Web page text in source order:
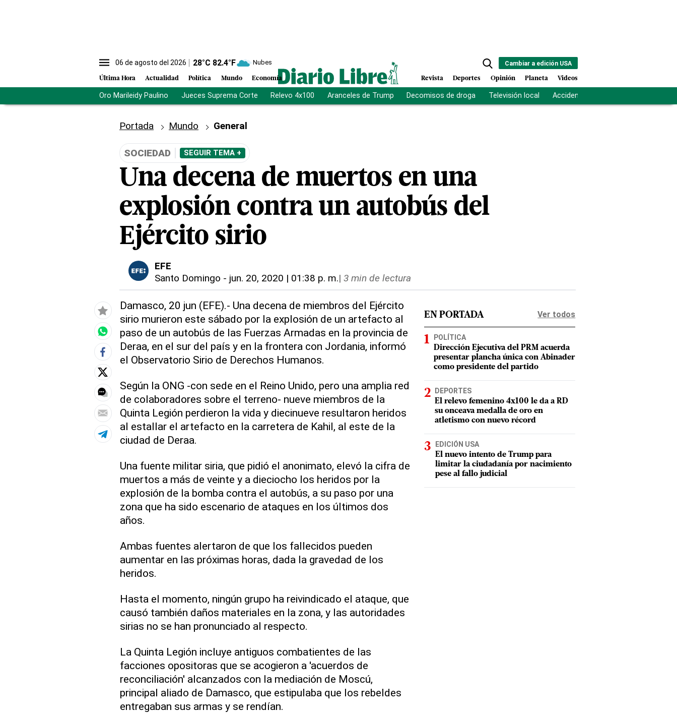
06 de agosto del 2026 28°C 82.4°F Nubes
Última Hora Actualidad Política Mundo Economía
Cambiar a edición USA
Revista Deportes Opinión Planeta Videos
Oro Marileidy Paulino Jueces Suprema Corte Relevo 4x100 Aranceles de Trump Decomisos de droga Televisión local Accidente Los Ríos
Portada Mundo General
SOCIEDAD SEGUIR TEMA +
Una decena de muertos en una
explosión contra un autobús del
Ejército sirio
EFE
Santo Domingo - jun. 20, 2020 | 01:38 p. m.| 3 min de lectura
Damasco, 20 jun (EFE).- Una decena de miembros del Ejército
sirio murieron este sábado por la explosión de un artefacto al
paso de un autobús de las Fuerzas Armadas en la provincia de
Deraa, en el sur del país y en la frontera con Jordania, informó
el Observatorio Sirio de Derechos Humanos.
Según la ONG -con sede en el Reino Unido, pero una amplia red
de colaboradores sobre el terreno- nueve miembros de la
Quinta Legión perdieron la vida y diecinueve resultaron heridos
al estallar el artefacto en la carretera de Kahil, al este de la
ciudad de Deraa.
Una fuente militar siria, que pidió el anonimato, elevó la cifra de
muertos a más de veinte y a dieciocho los heridos por la
explosión de la bomba contra el autobús, a su paso por una
zona que ha sido escenario de ataques en los últimos dos
años.
Ambas fuentes alertaron de que los fallecidos pueden
aumentar en las próximas horas, dada la gravedad de los
heridos.
Hasta el momento, ningún grupo ha reivindicado el ataque, que
causó también daños materiales en la zona, y las autoridades
sirias no se han pronunciado al respecto.
La Quinta Legión incluye antiguos combatientes de las
facciones opositoras que se acogieron a 'acuerdos de
reconciliación' alcanzados con la mediación de Moscú,
principal aliado de Damasco, que estipulaba que los rebeldes
entregaban sus armas y se rendían.
EN PORTADA Ver todos
POLÍTICA
Dirección Ejecutiva del PRM acuerda
presentar plancha única con Abinader
como presidente del partido
DEPORTES
El relevo femenino 4x100 le da a RD
su onceava medalla de oro en
atletismo con nuevo récord
EDICIÓN USA
El nuevo intento de Trump para
limitar la ciudadanía por nacimiento
pese al fallo judicial